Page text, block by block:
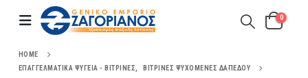
0
HOME
ΕΠΑΓΓΕΛΜΑΤΙΚΆ ΨΥΓΕΊΑ - ΒΙΤΡΊΝΕΣ
ΒΙΤΡΊΝΕΣ ΨΥΧΌΜΕΝΕΣ ΔΑΠΈΔΟΥ